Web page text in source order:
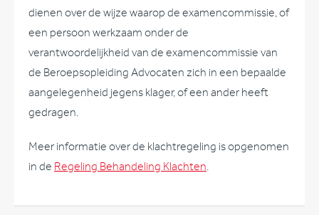
dienen over de wijze waarop de examencommissie, of
een persoon werkzaam onder de
verantwoordelijkheid van de examencommissie van
de Beroepsopleiding Advocaten zich in een bepaalde
aangelegenheid jegens klager, of een ander heeft
gedragen.
Meer informatie over de klachtregeling is opgenomen
in de Regeling Behandeling Klachten.